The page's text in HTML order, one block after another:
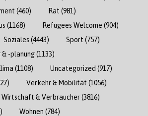
(460) Rat (981)
(1168) Refugees Welcome (904)
Soziales (4443) Sport (757)
-planung(1133)
(1108) Uncategorized (917)
Verkehr & Mobilität (1056)
Wirtschaft & Verbraucher(3816)
Wohnen (784)